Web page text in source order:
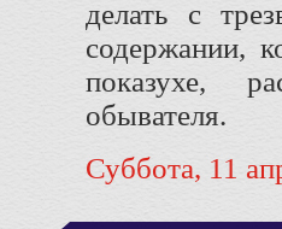
делать с
содержании,
показухе,
обывателя.
Суббота, 11